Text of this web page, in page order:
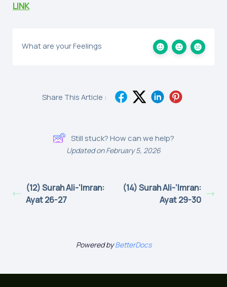
LINK
What are your Feelings
Share This Article :
Still stuck? How can we help?
Updated on February 5, 2026
(12) Surah Ali-‘Imran:
Ayat 26-27
(14) Surah Ali-‘Imran:
Ayat 29-30
Powered byBetterDocs